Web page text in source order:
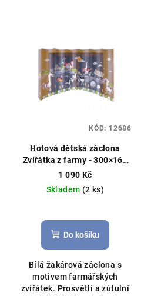
Hotová dětská záclona
Zvířátka z farmy - 300×160
cm bíláHotová záclona,
dětský motiv
1 090 Kč
Skladem (2 ks)
Do košíku
Bílá žakárová záclona s
motivem farmářských
zvířátek. Prosvětlí a zútulní
KÓD: 12686